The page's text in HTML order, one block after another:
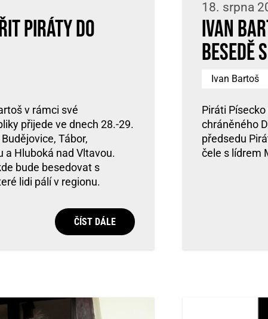
Piráty do
v rámci své
přijede ve dnech 28.-29.
Tábor,
a Hluboká nad Vltavou.
bude besedovat s
lidi pálí v regionu.
ČÍST DÁLE
18. srpna
Ivan
besedě
Ivan Bartoš
Piráti
chráněného
předsedu
čele s lídrem